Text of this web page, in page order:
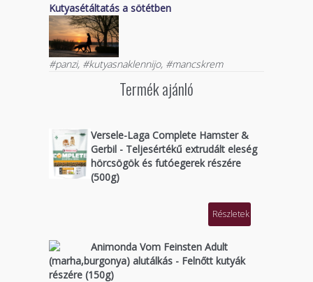
Kutyasétáltatás a sötétben
#panzi, #kutyasnaklennijo, #mancskrem
Termék ajánló
Versele-Laga Complete Hamster &
Gerbil - Teljesértékű extrudált eleség
hörcsögök és futóegerek részére
(500g)
Részletek
Animonda Vom Feinsten Adult
(marha,burgonya) alutálkás - Felnőtt kutyák
részére (150g)